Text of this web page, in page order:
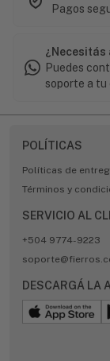
Pagos
¿Necesitás
Puedes
soporte a tu
POLÍTICAS
Políticas de
Términos y
SERVICIO AL
+504 9774-9223
DESCARGÁ LA